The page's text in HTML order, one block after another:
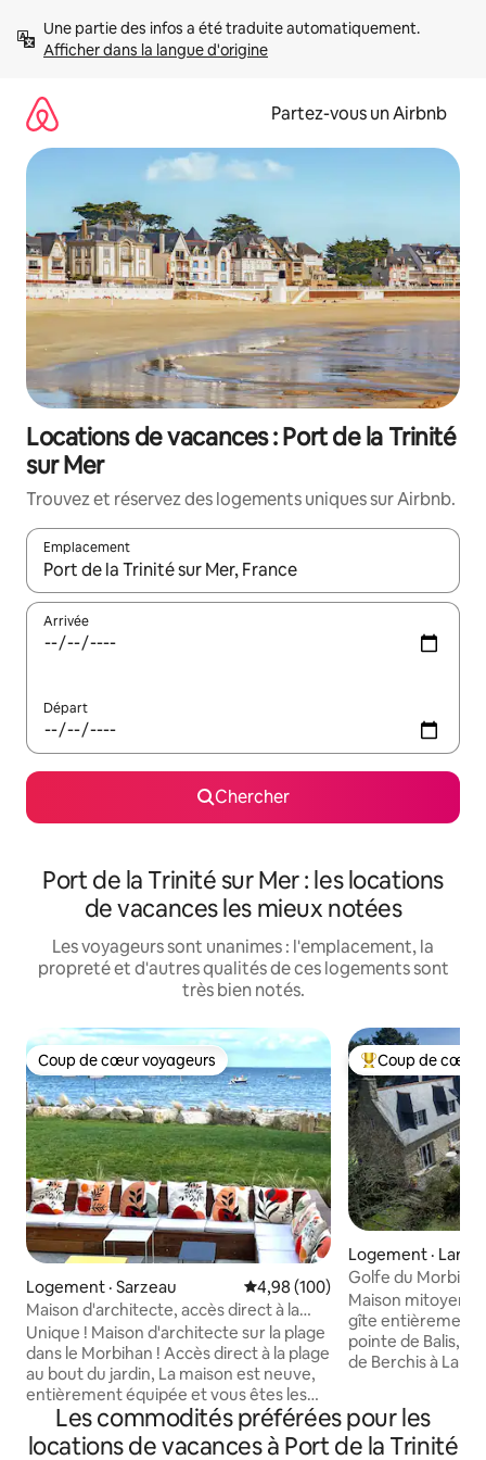
directement
Afficher dans la langue d'origine
Partez-vous un Airbnb
Locations de vacances : Port de la Trinité
sur Mer
Trouvez et réservez des logements uniques sur Airbnb.
Emplacement
Quand les résultats sont affichés, parcourez-les en utilisant
Arrivée
Départ
Chercher
Port de la Trinité sur Mer : les locations
de vacances les mieux notées
Les voyageurs sont unanimes : l'emplacement, la
propreté et d'autres qualités de ces logements sont
très bien notés.
Coup de cœur voyageurs
Coup de cœur voyageurs
Logement · Sarzeau Note moyenne de 4,98 sur 5,
4,98 (100)
Maison d'architecte, accès direct à la
plage
Unique ! Maison d'architecte sur la plage
dans le Morbihan ! Accès direct à la plage
au bout du jardin, La maison est neuve,
entièrement équipée et vous êtes les
seuls occupants des lieux, Vue directe
sur la plage / la mer depuis le séjour, la
Coup de cœur
Coup de cœur
Logement ·
Golfe du
direct mer
Maison
gîte entièrement
pointe de Balis, à
de Berchis à
d'environ 80m2,
doubles à l'étage,
2 salles de bain
Les commodités préférées pour les
locations de vacances à Port de la Trinité